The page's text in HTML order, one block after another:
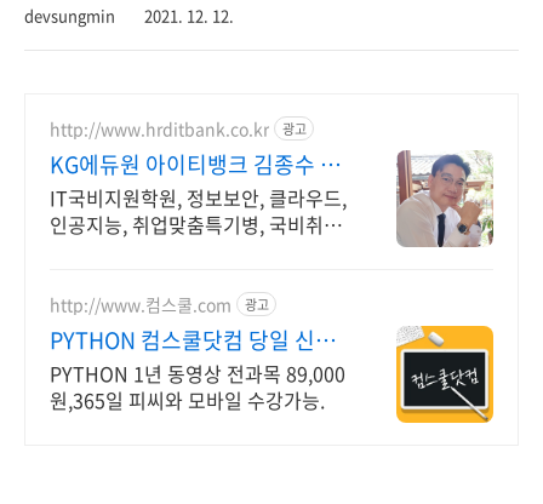
devsungmin 2021. 12. 12.
http://www.hrditbank.co.kr 광고
KG에듀원 아이티뱅크 김종수 27
년경력전문가 IT취업상담
IT국비지원학원, 정보보안, 클라우드,
인공지능, 취업맞춤특기병, 국비취업
http://www.컴스쿨.com 광고
PYTHON 컴스쿨닷컴 당일 신청
&결제시 기프티콘!
PYTHON 1년 동영상 전과목 89,000
원,365일 피씨와 모바일 수강가능.